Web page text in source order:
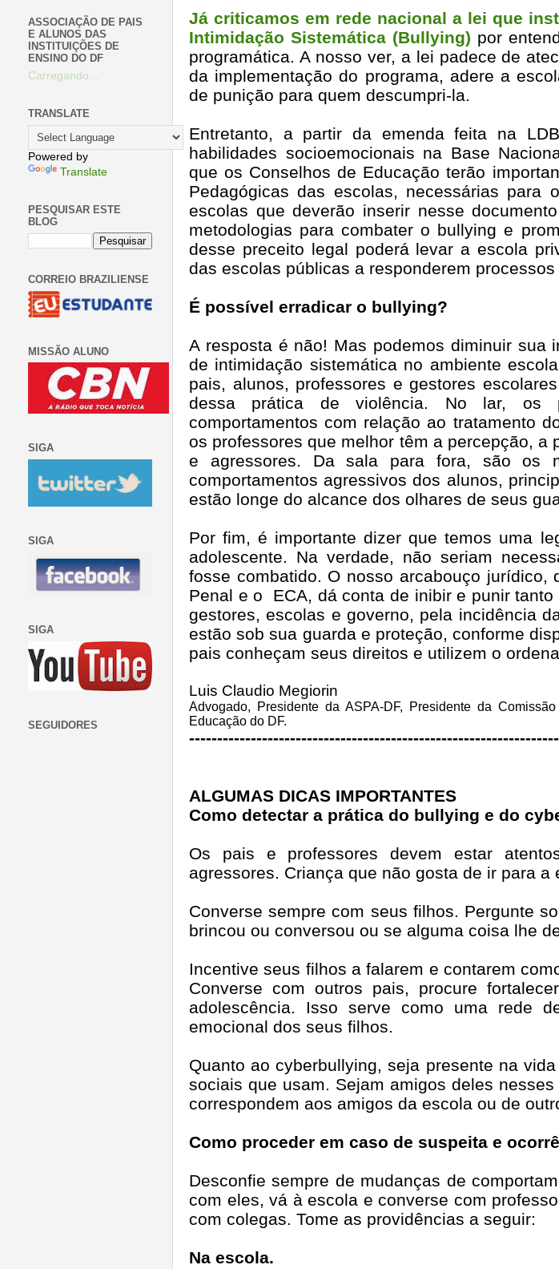
Já criticamos em rede nacional a lei que
Intimidação Sistemática (Bullying) por
programática. A nosso ver, a lei padece de
da implementação do programa, adere a
de punição para quem descumpri-la.
Entretanto, a partir da emenda feita na
habilidades socioemocionais na Base
que os Conselhos de Educação terão
Pedagógicas das escolas, necessárias para
escolas que deverão inserir nesse
metodologias para combater o bullying e
desse preceito legal poderá levar a escola
das escolas públicas a responderem
É possível erradicar o bullying?
A resposta é não! Mas podemos diminuir sua
de intimidação sistemática no ambiente
pais, alunos, professores e gestores
dessa prática de violência. No lar, os
comportamentos com relação ao tratamento
os professores que melhor têm a percepção,
e agressores. Da sala para fora, são os
comportamentos agressivos dos alunos,
estão longe do alcance dos olhares de seus
Por fim, é importante dizer que temos uma
adolescente. Na verdade, não seriam
fosse combatido. O nosso arcabouço jurídico,
Penal e o
ECA, dá conta de inibir e punir
gestores, escolas e governo, pela incidência
estão sob sua guarda e proteção, conforme
pais conheçam seus direitos e utilizem o
Luis Claudio Megiorin
Advogado, Presidente da ASPA-DF, Presidente da
Educação do DF.
ALGUMAS DICAS IMPORTANTES
Como detectar a prática do bullying e do
Os pais e professores devem estar
agressores. Criança que não gosta de ir para
Converse sempre com seus filhos. Pergunte
brincou ou conversou ou se alguma coisa lhe
Incentive seus filhos a falarem e contarem
Converse com outros pais, procure
adolescência. Isso serve como uma rede
emocional dos seus filhos.
Quanto ao cyberbullying, seja presente na
sociais que usam. Sejam amigos deles
correspondem aos amigos da escola ou de
Como proceder em caso de suspeita e
Desconfie sempre de mudanças de
com eles, vá à escola e converse com
com colegas. Tome as providências a seguir:
Na escola.
ASSOCIAÇÃO DE PAIS
E ALUNOS DAS
INSTITUIÇÕES DE
ENSINO DO DF
Carregando...
TRANSLATE
Powered by
Translate
PESQUISAR ESTE
BLOG
CORREIO BRAZILIENSE
MISSÃO ALUNO
SIGA
SIGA
SIGA
SEGUIDORES